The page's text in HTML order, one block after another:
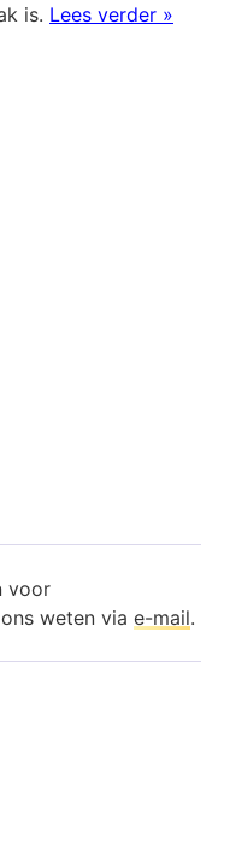
is. Lees verder »
voor
weten via e-mail.